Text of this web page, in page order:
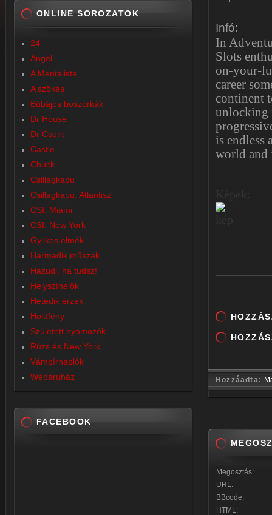
Infó:
In
Slots
on-your-
career
continent
unlocking
is endless
world and
Hozzáadta:
Megosztás:
URL:
BBcode:
HTML:
ONLINE SOROZATOK
24
Angel
A Mentalista
A szökés
Bűbájos boszorkák
Dr House
Dr Csont
Castle
Chuck
Csillagkapu
Csillagkapu: Atlantisz
CSI: Miami
CSI: New York
Gyilkos elmék
Harmadik műszak
Hazudj, ha tudsz!
Helyszínelők
Hetedik érzék
Holdfény
Született nyomozók
Rúzs és New York
Vámpírnaplók
Webáruház
FACEBOOK